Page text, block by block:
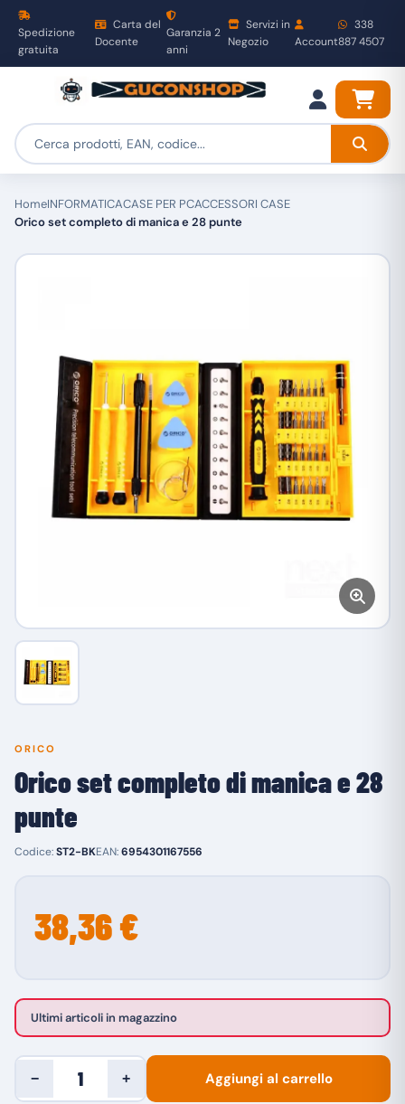
Spedizione
gratuita
Carta del
Docente
Garanzia 2
anni
Servizi in
Negozio
Account
338
887 4507
HomeINFORMATICACASE PER PCACCESSORI CASE
Orico set completo di manica e 28 punte
ORICO
Orico set completo di manica e 28
punte
Codice:ST2-BKEAN:6954301167556
38,36 €
Ultimi articoli in magazzino
− + Aggiungi al carrello